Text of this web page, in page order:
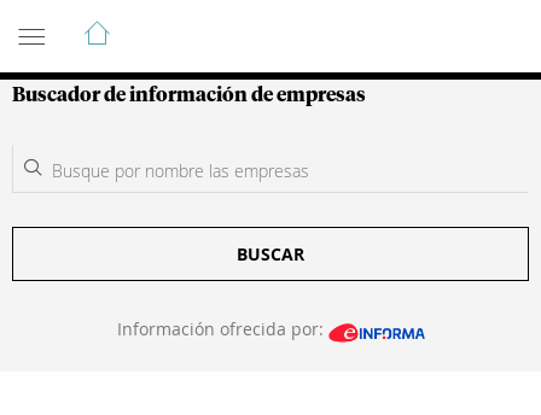
Guía de Empresas Colombianas
Buscador de información de empresas
BUSCAR
Información ofrecida por: